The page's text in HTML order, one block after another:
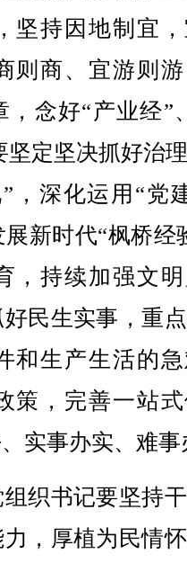
坚持因地制宜
则商、宜游则
，念好“产业经”
坚定坚决抓好治
，深化运用“党
新时代“枫桥经
，持续加强文
民生实事，重
和生产生活的
策，完善一站
实事办实、难事
织书记要坚持
，厚植为民情